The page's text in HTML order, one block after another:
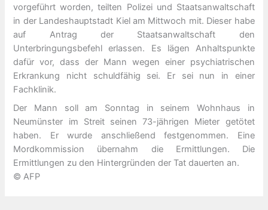
vorgeführt worden, teilten Polizei und Staatsanwaltschaft
in der Landeshauptstadt Kiel am Mittwoch mit. Dieser habe
auf Antrag der Staatsanwaltschaft den
Unterbringungsbefehl erlassen. Es lägen Anhaltspunkte
dafür vor, dass der Mann wegen einer psychiatrischen
Erkrankung nicht schuldfähig sei. Er sei nun in einer
Fachklinik.
Der Mann soll am Sonntag in seinem Wohnhaus in
Neumünster im Streit seinen 73-jährigen Mieter getötet
haben. Er wurde anschließend festgenommen. Eine
Mordkommission übernahm die Ermittlungen. Die
Ermittlungen zu den Hintergründen der Tat dauerten an.
© AFP